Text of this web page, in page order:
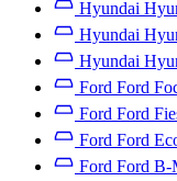
Hyundai
Hyundai
Hyundai
Ford Ford
Ford Ford
Ford Ford
Ford Ford